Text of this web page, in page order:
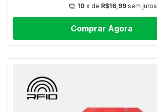
10 x de R$16,99 sem juros
Comprar Agora